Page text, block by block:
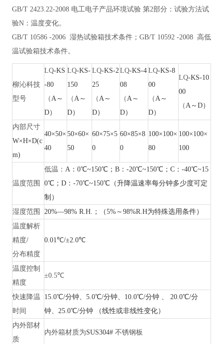
GB/T 2423.22-2008 电工电子产品环境试验 第2部分：试验方法试
验N：温度变化。
GB/T 10586 -2006 湿热试验箱技术条件；GB/T 10592 -2008 高低
温试验箱技术条件。
柳沁科技
型号
LQ-KS
-80
（A～
D）
LQ-KS-
150
（A～
D）
LQ-KS-2
25
（A～
D）
LQ-KS-4
08
（A～
D）
LQ-KS-8
00
（A～
D）
LQ-KS-10
00
（A～D）
内部尺寸
W×H×D(c
m)
40×50×
40
50×60×
50
60×75×5
0
60×85×8
0
100×100×
80
100×100×
100
温度范围
低温： A：0℃~150℃；B：-20℃~150℃；C：-40℃~15
0℃；D：-70℃~150℃（升降温速率每分钟多少度可定
制）
湿度范围
20%—98% R.H.；（5%～98%R.H为特殊选用条件）
温度解析
精度/
分布精度
0.01℃/±2.0℃
温度控制
精度
±0.5℃
快速降温
时间
15.0℃/分钟、5.0℃/分钟、10.0℃/分钟 、 20.0℃/分
钟、25.0℃/分钟 （线性或非线性变化）
内外部材
质
内外箱材质为SUS304# 不锈钢板